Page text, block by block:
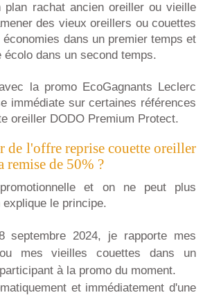
rachat ancien oreiller ou vieille
des vieux oreillers ou couettes
dans un premier temps et
écolo dans un second temps.
la promo EcoGagnants Leclerc
immédiate sur certaines références
oreiller DODO Premium Protect.
de l'offre reprise couette oreiller
remise de 50% ?
et on ne peut plus
le principe.
septembre 2024, je rapporte mes
mes vieilles couettes dans un
à la promo du moment.
et immédiatement d'une